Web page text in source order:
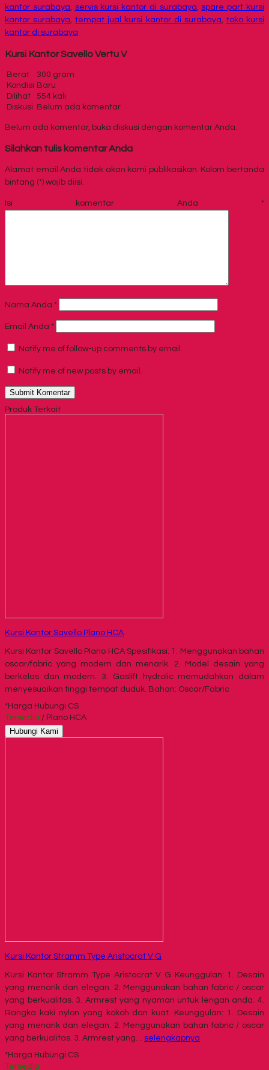
kantor surabaya, servis kursi kantor di surabaya, spare part kursi
kantor surabaya,tempat jual kursi kantor di surabaya, toko kursi
kantor di surabaya
Kursi Kantor Savello Vertu V
Berat
300 gram
Kondisi Baru
Dilihat
554 kali
Diskusi
Belum ada komentar
Belum ada komentar, buka diskusi dengan komentar Anda.
Silahkan tulis komentar Anda
Alamat email Anda tidak akan kami publikasikan. Kolom bertanda
bintang (*) wajib diisi.
Isi komentar Anda *
Nama Anda *
Email Anda *
Notify me of follow-up comments by email.
Notify me of new posts by email.
Produk Terkait
Kursi Kantor Savello Plano HCA
Kursi Kantor Savello Plano HCA Spesifikasi: 1. Menggunakan bahan
oscar/fabric yang modern dan menarik. 2. Model desain yang
berkelas dan modern. 3. Gaslift hydrolic memudahkan dalam
menyesuaikan tinggi tempat duduk. Bahan: Oscar/Fabric
*Harga Hubungi CS
Tersedia / Plano HCA
Hubungi Kami
Kursi Kantor Stramm Type Aristocrat V G
Kursi Kantor Stramm Type Aristocrat V G Keunggulan: 1. Desain
yang menarik dan elegan. 2. Menggunakan bahan fabric / oscar
yang berkualitas. 3. Armrest yang nyaman untuk lengan anda. 4.
Rangka kaki nylon yang kokoh dan kuat. Keunggulan: 1. Desain
yang menarik dan elegan. 2. Menggunakan bahan fabric / oscar
yang berkualitas. 3. Armrest yang… selengkapnya
*Harga Hubungi CS
Tersedia